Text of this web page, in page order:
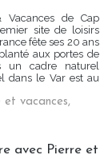
de Cap
site de loisirs
fête ses 20 ans
aux portes de
un cadre naturel
dans le Var est au
et vacances,
avec Pierre et